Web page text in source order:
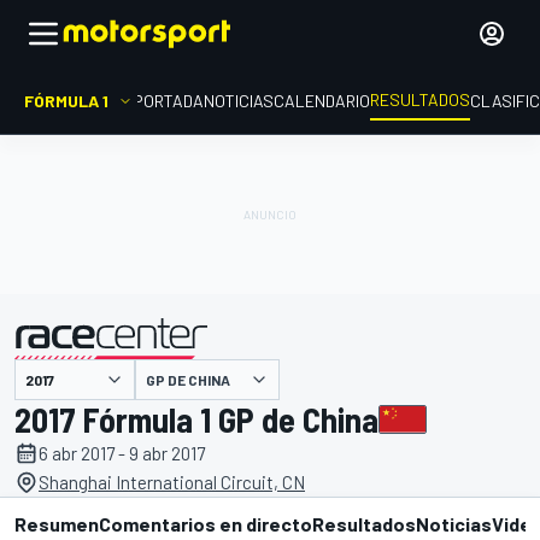
FÓRMULA 1 PORTADANOTICIASCALENDARIORESULTADOS
presentado por GP DE CHINA
2017 Fórmula 1 GP de China
6 abr 2017 - 9 abr 2017
Shanghai International Circuit, CN
ResumenComentarios en directoResultadosNoticias